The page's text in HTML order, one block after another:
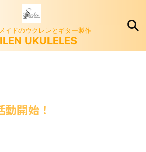
イドのウクレレとギター製作
UKULELES
開始！